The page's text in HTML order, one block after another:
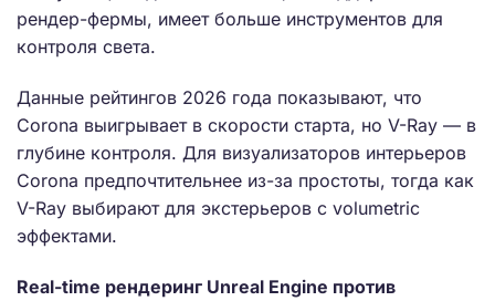
рендер-фермы, имеет больше инструментов для
контроля света.
Данные рейтингов 2026 года показывают, что
Corona выигрывает в скорости старта, но V-Ray — в
глубине контроля. Для визуализаторов интерьеров
Corona предпочтительнее из-за простоты, тогда как
V-Ray выбирают для экстерьеров с volumetric
эффектами.
Real-time рендеринг Unreal Engine против